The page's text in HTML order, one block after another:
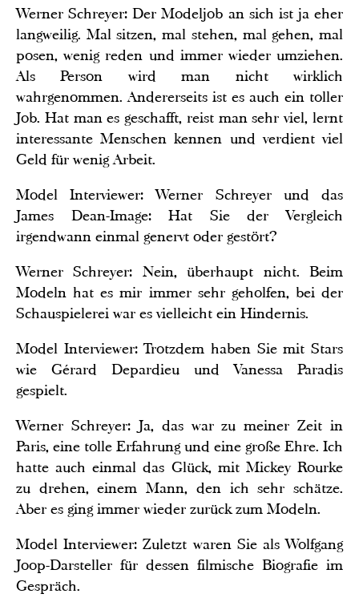
Werner Schreyer: Der Modeljob an sich ist ja eher
langweilig. Mal sitzen, mal stehen, mal gehen, mal
posen, wenig reden und immer wieder umziehen.
Als Person wird man nicht wirklich
wahrgenommen. Andererseits ist es auch ein toller
Job. Hat man es geschafft, reist man sehr viel, lernt
interessante Menschen kennen und verdient viel
Geld für wenig Arbeit.
Model Interviewer: Werner Schreyer und das
James Dean-Image: Hat Sie der Vergleich
irgendwann einmal genervt oder gestört?
Werner Schreyer: Nein, überhaupt nicht. Beim
Modeln hat es mir immer sehr geholfen, bei der
Schauspielerei war es vielleicht ein Hindernis.
Model Interviewer: Trotzdem haben Sie mit Stars
wie Gérard Depardieu und Vanessa Paradis
gespielt.
Werner Schreyer: Ja, das war zu meiner Zeit in
Paris, eine tolle Erfahrung und eine große Ehre. Ich
hatte auch einmal das Glück, mit Mickey Rourke
zu drehen, einem Mann, den ich sehr schätze.
Aber es ging immer wieder zurück zum Modeln.
Model Interviewer: Zuletzt waren Sie als Wolfgang
Joop-Darsteller für dessen filmische Biografie im
Gespräch.